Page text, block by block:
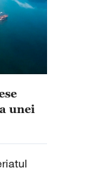
unei